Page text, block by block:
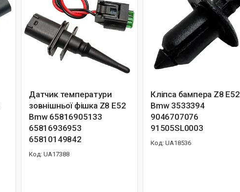
Датчик температури
зовнішньої фішка Z8 E52
Bmw 65816905133
65816936953
65810149842
UA17388
Кліпса бампера Z8 E52
Bmw 3533394
9046707076
91505SL0003
UA18536